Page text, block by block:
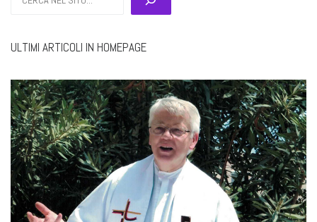
ULTIMI ARTICOLI IN HOMEPAGE